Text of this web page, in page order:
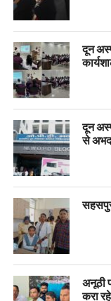
दून
दून
से
अनूठी
करा